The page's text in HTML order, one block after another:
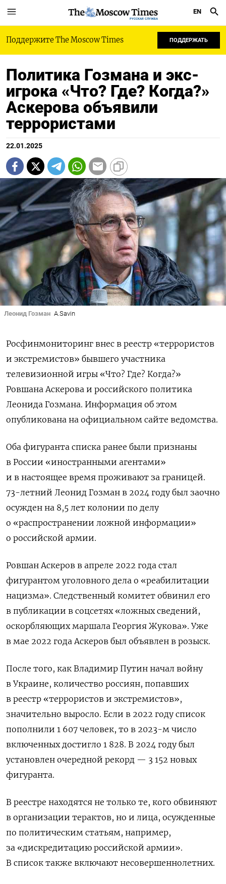
РУССКАЯ СЛУЖБА
EN
Поддержите The Moscow Times ПОДДЕРЖАТЬ
Политика Гозмана и экс-
игрока «Что? Где? Когда?»
Аскерова объявили
террористами
22.01.2025
Леонид Гозман A.Savin
Росфинмониторинг внес в реестр «террористов
и экстремистов» бывшего участника
телевизионной игры «Что? Где? Когда?»
Ровшана Аскерова и российского политика
Леонида Гозмана. Информация об этом
опубликована на официальном сайте ведомства.
Оба фигуранта списка ранее были признаны
в России «иностранными агентами»
и в настоящее время проживают за границей.
73-летний Леонид Гозман в 2024 году был заочно
осужден на 8,5 лет колонии по делу
о «распространении ложной информации»
о российской армии.
Ровшан Аскеров в апреле 2022 года стал
фигурантом уголовного дела о «реабилитации
нацизма». Следственный комитет обвинил его
в публикации в соцсетях «ложных сведений,
оскорбляющих маршала Георгия Жукова». Уже
в мае 2022 года Аскеров был объявлен в розыск.
После того, как Владимир Путин начал войну
в Украине, количество россиян, попавших
в реестр «террористов и экстремистов»,
значительно выросло. Если в 2022 году список
пополнили 1 607 человек, то в 2023-м число
включенных достигло 1 828. В 2024 году был
установлен очередной рекорд — 3 152 новых
фигуранта.
В реестре находятся не только те, кого обвиняют
в организации терактов, но и лица, осужденные
по политическим статьям, например,
за «дискредитацию российской армии».
В список также включают несовершеннолетних.